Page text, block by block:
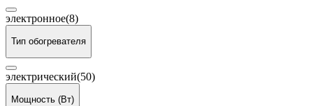
электронное(8)
Тип обогревателя
электрический(50)
Мощность (Вт)